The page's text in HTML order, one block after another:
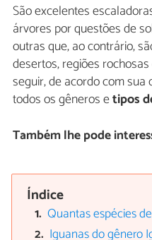
São excelentes
árvores por questões de
outras que, ao contrário,
desertos, regiões
seguir, de acordo com
todos os gêneros etipos
Também lhe pode
Índice
Quantas espécies
Iguanas do gênero